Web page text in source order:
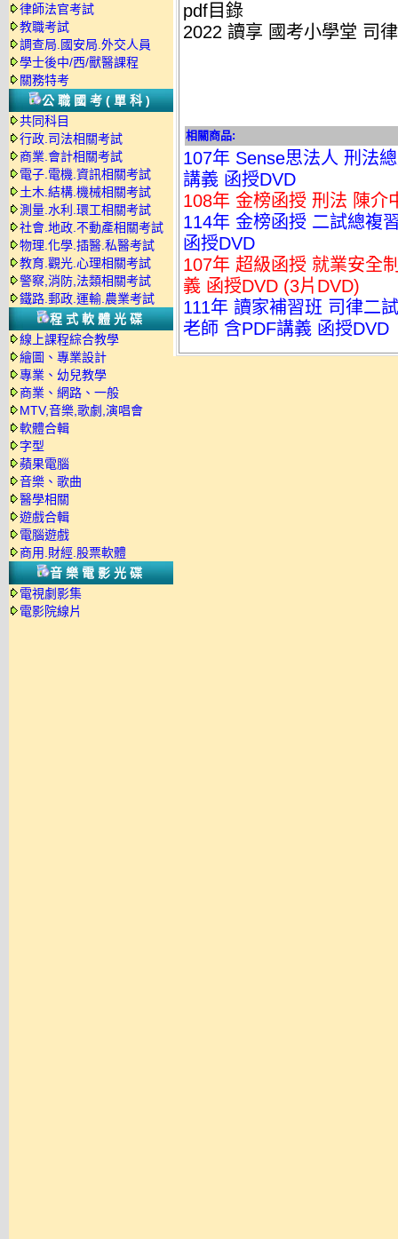
律師法官考試
教職考試
調查局.國安局.外交人員
學士後中/西/獸醫課程
關務特考
公職國考(單科)
共同科目
行政.司法相關考試
商業.會計相關考試
電子.電機.資訊相關考試
土木.結構.機械相關考試
測量.水利.環工相關考試
社會.地政.不動產相關考試
物理.化學.插醫.私醫考試
教育.觀光.心理相關考試
警察,消防,法類相關考試
鐵路.郵政.運輸.農業考試
程式軟體光碟
線上課程綜合教學
繪圖、專業設計
專業、幼兒教學
商業、網路、一般
MTV,音樂,歌劇,演唱會
軟體合輯
字型
蘋果電腦
音樂、歌曲
醫學相關
遊戲合輯
電腦遊戲
商用.財經.股票軟體
音樂電影光碟
電視劇影集
電影院線片
pdf目錄
2022 讀享 國考小學堂 司
相關商品:
107年 Sense思法人 刑法
講義 函授DVD
108年 金榜函授 刑法 陳介
114年 金榜函授 二試總複
函授DVD
107年 超級函授 就業安全
義 函授DVD (3片DVD)
111年 讀家補習班 司律二
老師 含PDF講義 函授DVD